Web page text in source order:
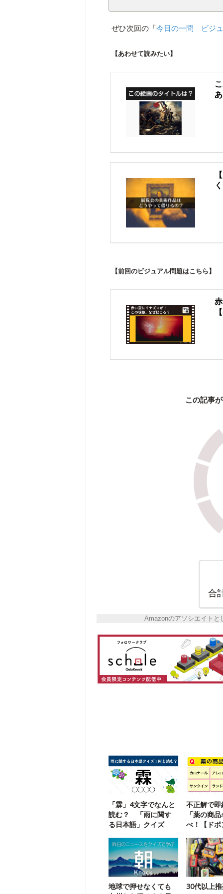
ぜひ次回の「今日の一問 ビジ
【あわせて読みたい】
【前回のビジュアル問題はこちら】
この記事
合
Amazonのアソシエイトと
「霖」4文字でなんと
読む？ 「雨に関す
る日本語」クイズ
不正解で即
「薬の商
べ！【ドボ
地球で押せなくても
30代以上